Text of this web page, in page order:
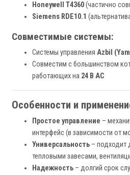
Honeywell T4360(частично
Siemens RDE10.1
Совместимые системы:
Системы управления Azbil
Совместим с большинством
работающих на 24 В AC
Особенности и
Простое управление –
интерфейс (в зависимости от
Универсальность – подходит
тепловыми завесами,
Надежность – долгий срок